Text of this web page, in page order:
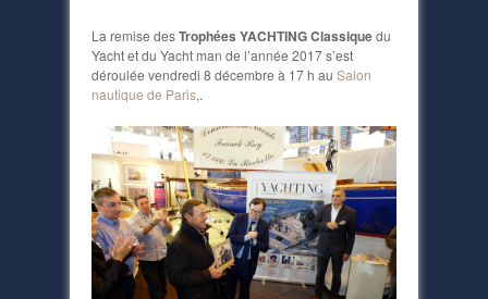
La remise desTrophées YACHTING Classiquedu
Yacht et du Yacht man de l’année 2017 s’est
déroulée vendredi 8 décembre à 17 h au Salon
nautique de Paris,.